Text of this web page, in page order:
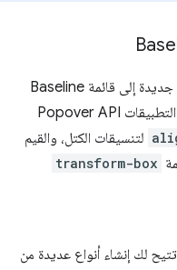
أضاف إصدار 125 من Firefox أربع ميزات جديدة إلى قائمة Baseline
available (متاحة حديثًا). واجهة برمجة التطبيقات Popover API
لتنسيقات الكتل، والقيم
transform-
إنشاء أنواع عديدة من